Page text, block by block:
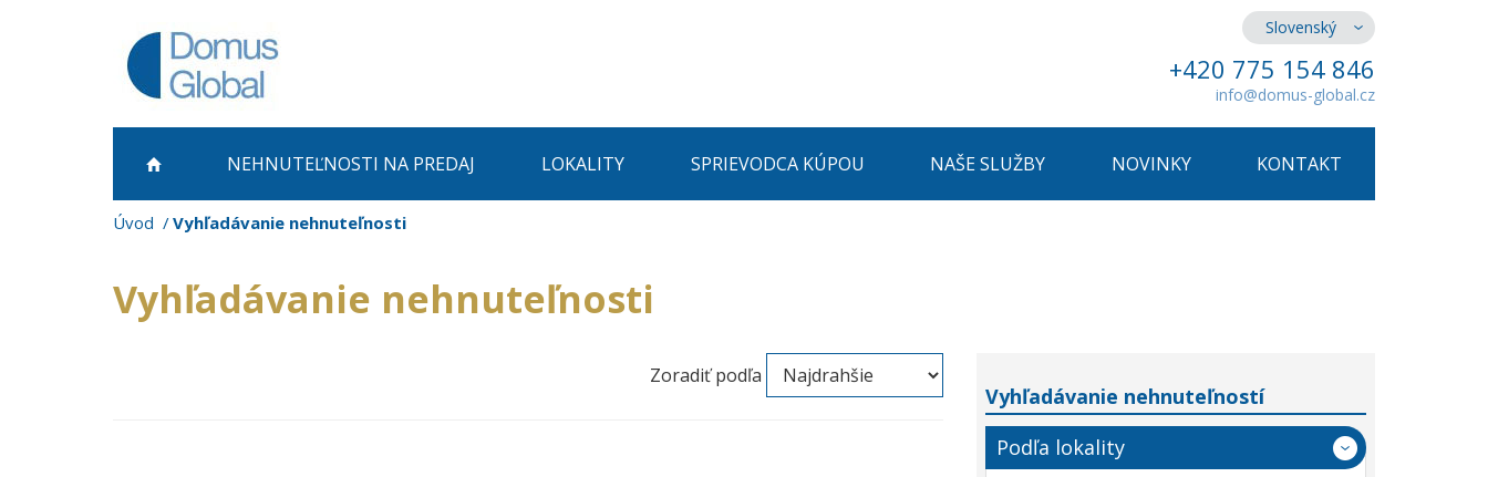
Slovenský
+420 775 154 846
info@domus-global.cz
NEHNUTEĽNOSTI NA PREDAJ LOKALITY SPRIEVODCA KÚPOU NAŠE SLUŽBY NOVINKY KONTAKT
Úvod Vyhľadávanie nehnuteľnosti
Vyhľadávanie nehnuteľnosti
Zoradiť podľa
Vyhľadávanie nehnuteľností
Podľa lokality